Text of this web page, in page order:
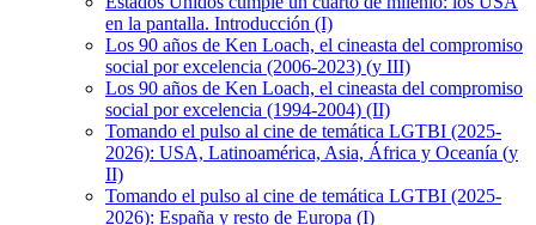
en la pantalla. Introducción (I)
Los 90 años de Ken Loach, el cineasta del compromiso
social por excelencia (2006-2023) (y III)
Los 90 años de Ken Loach, el cineasta del compromiso
social por excelencia (1994-2004) (II)
Tomando el pulso al cine de temática LGTBI (2025-
2026): USA, Latinoamérica, Asia, África y Oceanía (y
II)
Tomando el pulso al cine de temática LGTBI (2025-
2026): España y resto de Europa (I)